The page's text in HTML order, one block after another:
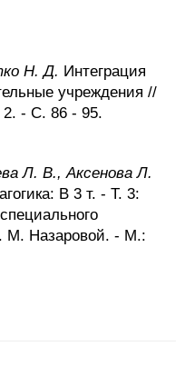
Н. Д. Интеграция
учреждения //
2. - С. 86 - 95.
Л. В., Аксенова Л.
В 3 т. - Т. 3:
М. Назаровой. - М.: